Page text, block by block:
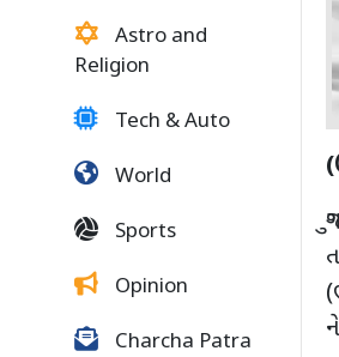
Astro and
Religion
Tech & Auto
World
Sports
Opinion
Charcha Patra